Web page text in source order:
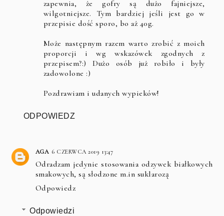
zapewnia, że gofry są dużo fajniejsze,
wilgotniejsze. Tym bardziej jeśli jest go w
przepisie dość sporo, bo aż 40g.
Może następnym razem warto zrobić z moich
proporcji i wg wskazówek zgodnych z
przepisem?:) Dużo osób już robiło i były
zadowolone :)
Pozdrawiam i udanych wypieków!
ODPOWIEDZ
AGA 6 CZERWCA 2019 13:47
Odradzam jedynie stosowania odzywek białkowych
smakowych, są słodzone m.in suklarozą
Odpowiedz
Odpowiedzi